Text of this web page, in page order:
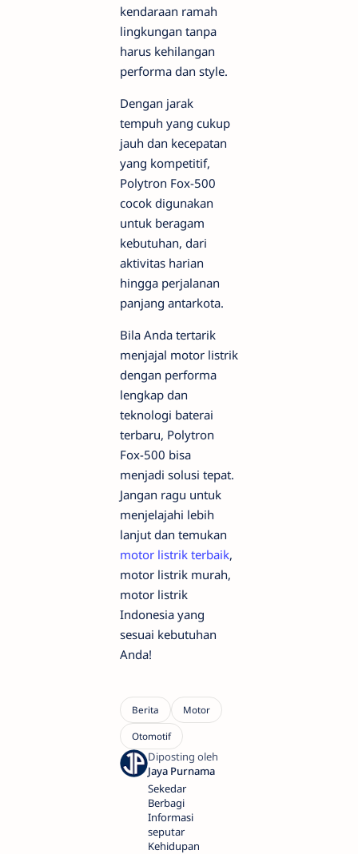
kendaraan ramah
lingkungan tanpa
harus kehilangan
performa dan style.
Dengan jarak
tempuh yang cukup
jauh dan kecepatan
yang kompetitif,
Polytron Fox-500
cocok digunakan
untuk beragam
kebutuhan, dari
aktivitas harian
hingga perjalanan
panjang antarkota.
Bila Anda tertarik
menjajal motor listrik
dengan performa
lengkap dan
teknologi baterai
terbaru, Polytron
Fox-500 bisa
menjadi solusi tepat.
Jangan ragu untuk
menjelajahi lebih
lanjut dan temukan
motor listrik terbaik,
motor listrik murah,
motor listrik
Indonesia yang
sesuai kebutuhan
Anda!
Sekedar
Berbagi
Informasi
seputar
Kehidupan